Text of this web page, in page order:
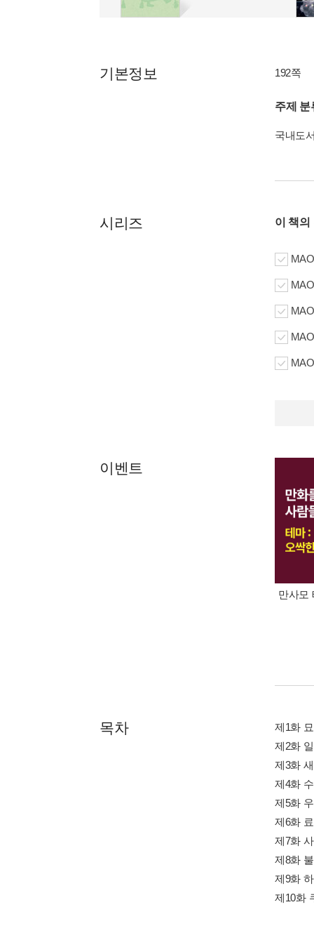
기본정보 192쪽
주제 분
국내도
시리즈 이 책의
이벤트
만사모
목차
제1화
제2화
제3화
제4화
제5화
제6화
제7화
제8화
제9화
제10화